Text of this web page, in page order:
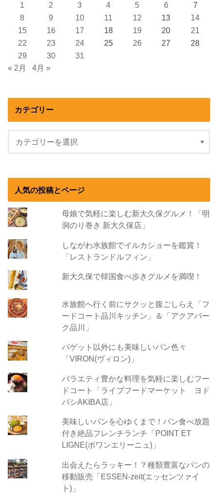
1
2 3 4 5 6
7
8
9 10 11 12 13
14
15
16 17 18 19 20
21
22
23 24 25 26 27
28
29
30
31
« 2月
4月 »
カテゴリー
人気の投稿とページ
母娘で気軽に楽しむ新大久保グルメ！「明
洞のり巻き 新大久保店」
しながわ水族館でイルカショーを鑑賞！
「レストランドルフィン」
新大久保で韓国食べ歩きグルメを満喫！
水族館へ行く前にサクッと腹ごしらえ「フ
ードコート品川キッチン」＆「アクアパー
ク品川」
バゲット以外にも美味しいパン色々
「VIRON(ヴィロン)」
バラエティ豊かな料理を気軽に楽しむフー
ドコート「ライブフードマーケット ヨド
バシAKIBA店」
美味しいパンを心ゆくまで！パン食べ放題
付き絶品フレンチランチ「POINT ET
LIGNE(ポワンエリーニュ)」
出会えたらラッキー！？種類豊富なパンの
移動販売「ESSEN-zeit(エッセンツァイ
ト)」